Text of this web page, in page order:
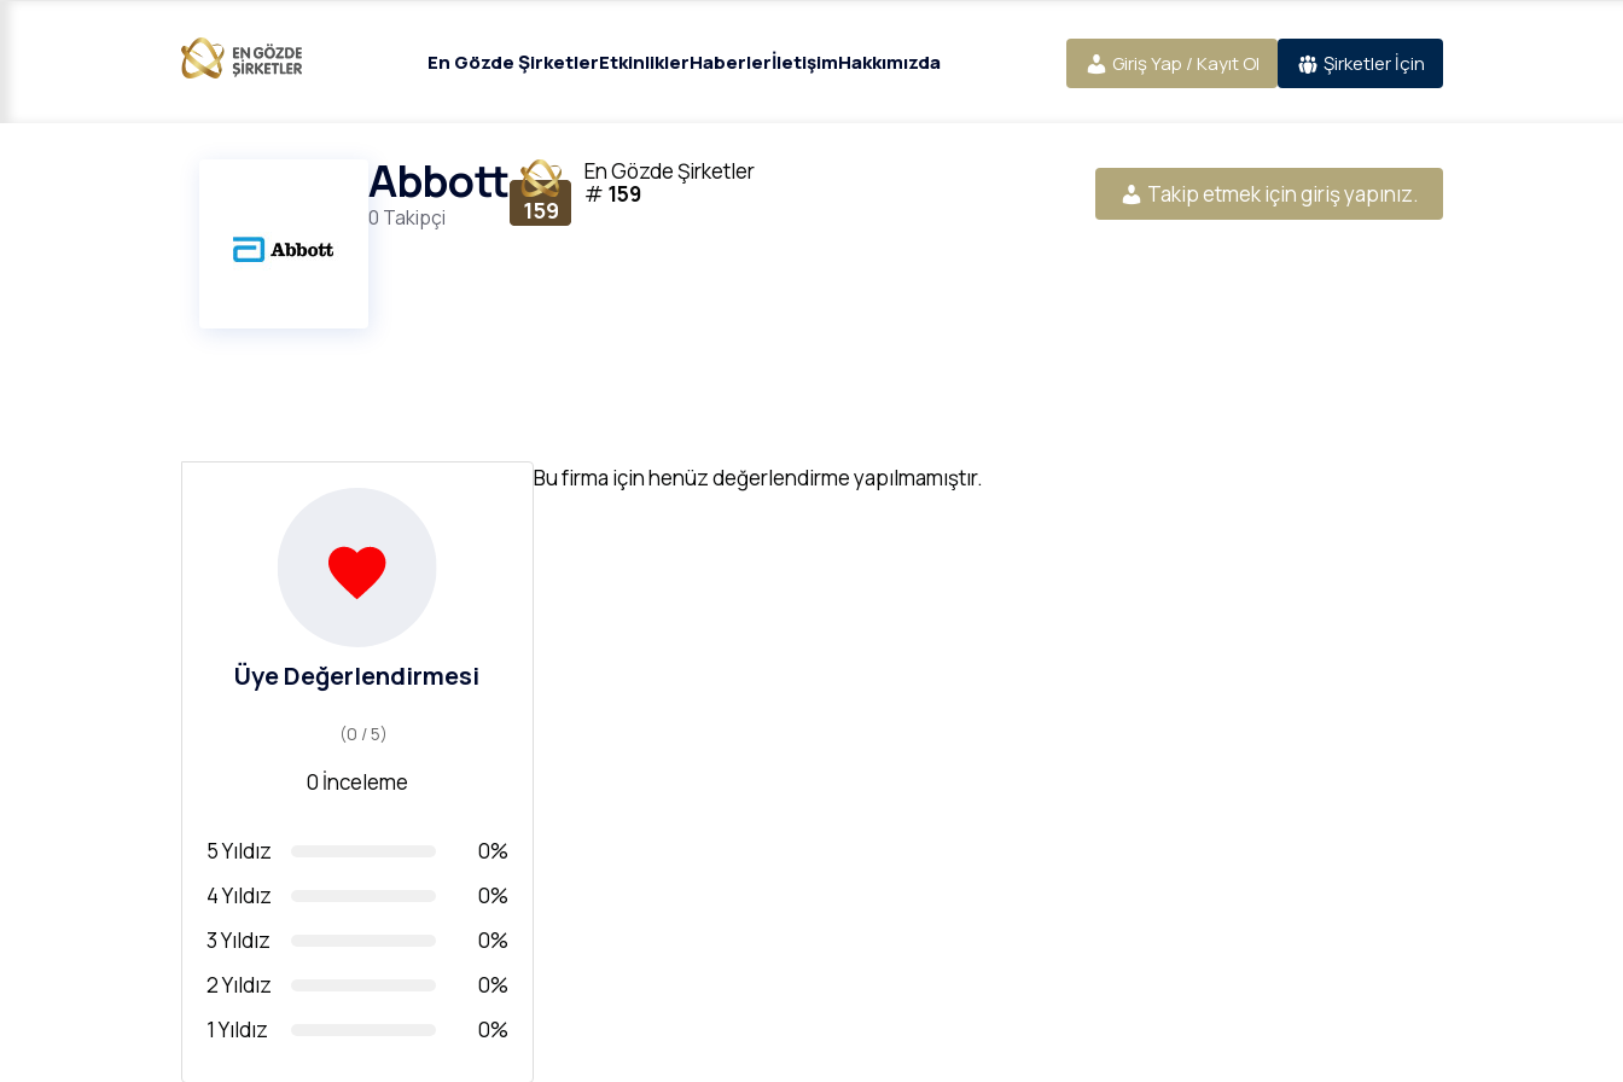
En Gözde ŞirketlerEtkinliklerHaberlerİletişimHakkımızda Giriş Yap / Kayıt Ol Şirketler İçin
Abbott
0 Takipçi 159
En Gözde Şirketler
# 159 Takip etmek için giriş yapınız.
Üye Değerlendirmesi
(0 / 5)
0 İnceleme
5 Yıldız
0%
4 Yıldız
0%
3 Yıldız
0%
2 Yıldız
0%
1 Yıldız
0%
Bu firma için henüz değerlendirme yapılmamıştır.